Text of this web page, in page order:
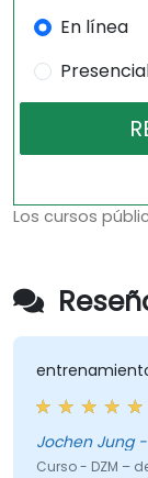
En línea
Los cursos
Jochen Jung
Curso - DZM –